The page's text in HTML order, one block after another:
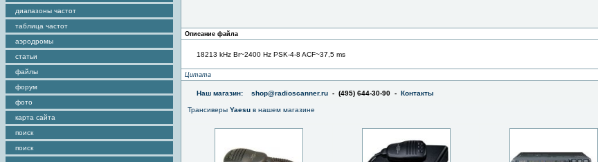
диапазоны частот
таблица частот
аэродромы
статьи
файлы
форум
фото
карта сайта
поиск
поиск
Описание файла
18213 kHz Br~2400 Hz PSK-4-8 ACF~37,5 ms
Цитата
Наш магазин: shop@radioscanner.ru - (495) 644-30-90 - Контакты
Трансиверы Yaesu в нашем магазине